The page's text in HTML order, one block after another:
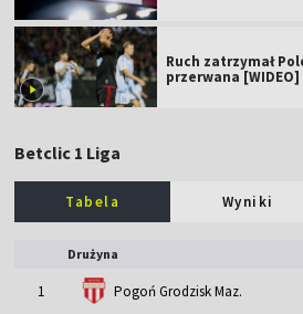
Ruch zatrzymał
przerwana [WIDEO]
Betclic 1 Liga
Tabela Wyniki
Drużyna
1 Pogoń Grodzisk Maz.